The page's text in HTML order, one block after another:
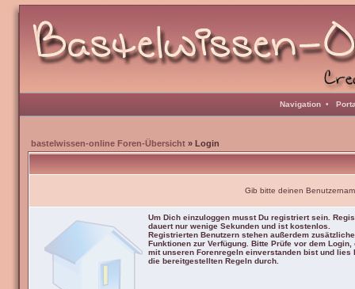
Navigation •
bastelwissen-online Foren-Übersicht » Login
Gib bitte deinen
Um Dich einzuloggen musst Du registriert sein.
dauert nur wenige Sekunden und ist kostenlos.
Registrierten Benutzern stehen außerdem zusätzliche
Funktionen zur Verfügung. Bitte Prüfe vor dem Login,
mit unseren Forenregeln einverstanden bist und lies
die bereitgestellten Regeln durch.